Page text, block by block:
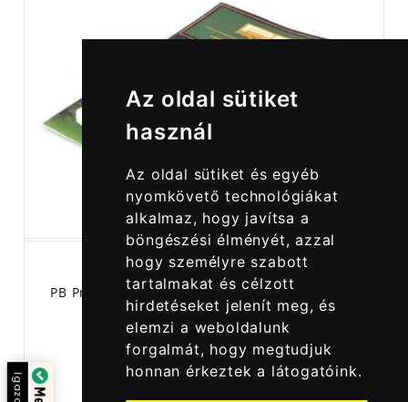
Az oldal sütiket
használ
Az oldal sütiket és egyéb
nyomkövető technológiákat
alkalmaz, hogy javítsa a
böngészési élményét, azzal
hogy személyre szabott
tartalmakat és célzott
hirdetéseket jelenít meg, és
elemzi a weboldalunk
forgalmát, hogy megtudjuk
honnan érkeztek a látogatóink.
PB Products Splicing Needle Leadcore Fűzőtű
1 990,00 Ft